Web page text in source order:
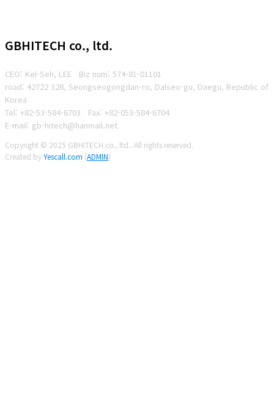
GBHITECH co., ltd.
CEO: Kel-Seh, LEE Biz num: 574-81-01101
road: 42722 328, Seongseogongdan-ro, Dalseo-gu, Daegu, Republic of
Korea
Tel: +82-53-584-6703
Fax: +82-053-584-6704
E-mail: gb-hitech@hanmail.net
Copyright © 2025 GBHITECH co., ltd.. All rights reserved.
Created byYescall.com [ADMIN]